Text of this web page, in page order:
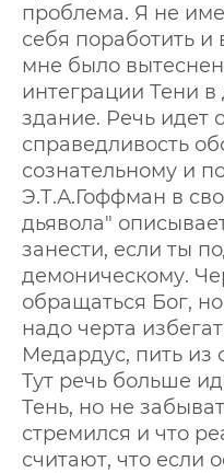
проблема. Я не
себя поработить и
мне было
интеграции Тени
здание. Речь идет
справедливость
сознательному и
Э.Т.А.Гоффман в
дьявола"
занести, если ты
демоническому.
обращаться Бог,
надо черта
Медардус, пить из
Тут речь больше
Тень, но не
стремился и что
считают, что если